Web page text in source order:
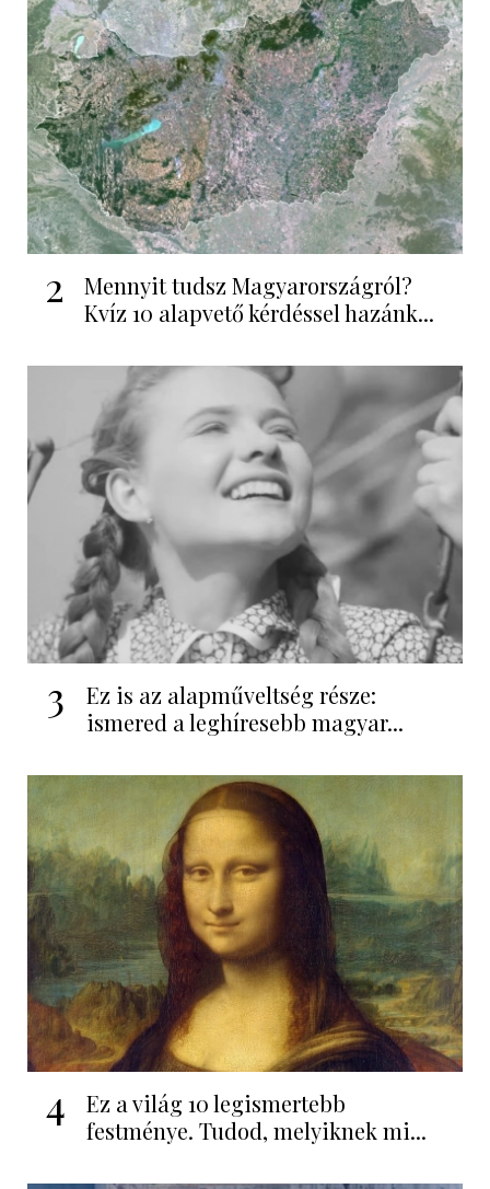
2
Mennyit tudsz Magyarországról?
Kvíz 10 alapvető kérdéssel hazánk...
3
Ez is az alapműveltség része:
ismered a leghíresebb magyar...
4
Ez a világ 10 legismertebb
festménye. Tudod, melyiknek mi...